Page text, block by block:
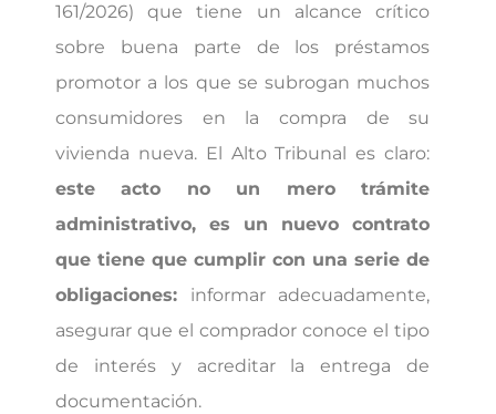
161/2026) que tiene un alcance crítico
sobre buena parte de los préstamos
promotor a los que se subrogan muchos
consumidores en la compra de su
vivienda nueva. El Alto Tribunal es claro:
este acto no un mero trámite
administrativo, es un nuevo contrato
que tiene que cumplir con una serie de
obligaciones: informar adecuadamente,
asegurar que el comprador conoce el tipo
de interés y acreditar la entrega de
documentación.